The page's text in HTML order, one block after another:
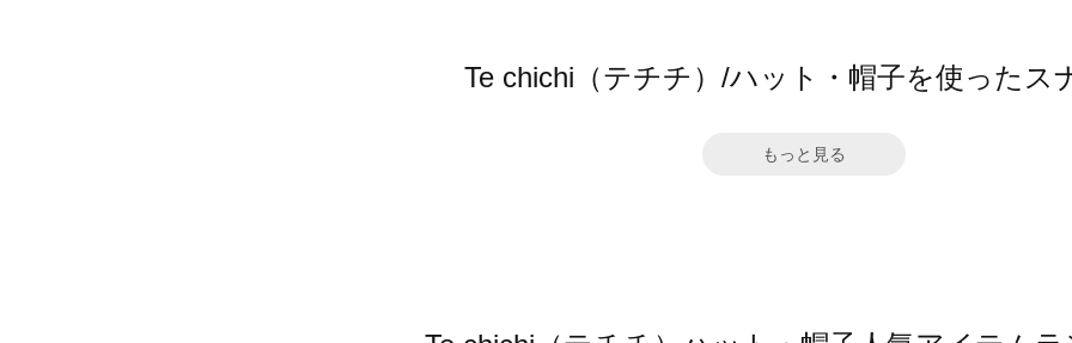
Te chichi（テチチ）/ハット・帽子を使ったス
もっと見る